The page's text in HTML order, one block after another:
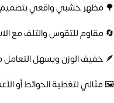
🌳 مظهر خشبي واقعي
🔄 مقاوم للتقوس والتلف مع
🪶 خفيف الوزن ويسهل التعامل معه
🖼️ مثالي لتغطية الحوائط أو